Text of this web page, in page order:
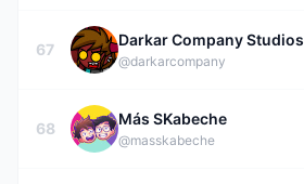
67
Darkar Company Studios
@darkarcompany
68
Más SKabeche
@masskabeche